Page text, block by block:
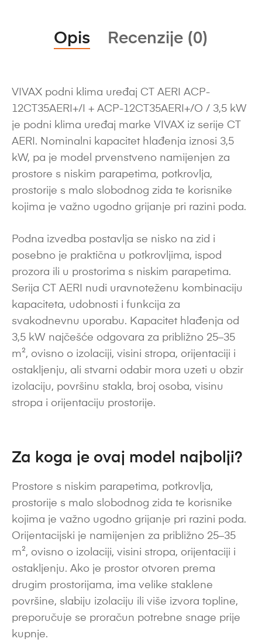
Opis Recenzije (0)
VIVAX podni klima uređaj CT AERI ACP-
12CT35AERI+/I + ACP-12CT35AERI+/O / 3,5 kW
je podni klima uređaj marke VIVAX iz serije CT
AERI. Nominalni kapacitet hlađenja iznosi 3,5
kW, pa je model prvenstveno namijenjen za
prostore s niskim parapetima, potkrovlja,
prostorije s malo slobodnog zida te korisnike
kojima je važno ugodno grijanje pri razini poda.
Podna izvedba postavlja se nisko na zid i
posebno je praktična u potkrovljima, ispod
prozora ili u prostorima s niskim parapetima.
Serija CT AERI nudi uravnoteženu kombinaciju
kapaciteta, udobnosti i funkcija za
svakodnevnu uporabu. Kapacitet hlađenja od
3,5 kW najčešće odgovara za približno 25–35
m², ovisno o izolaciji, visini stropa, orijentaciji i
ostakljenju, ali stvarni odabir mora uzeti u obzir
izolaciju, površinu stakla, broj osoba, visinu
stropa i orijentaciju prostorije.
Za koga je ovaj model najbolji?
Prostore s niskim parapetima, potkrovlja,
prostorije s malo slobodnog zida te korisnike
kojima je važno ugodno grijanje pri razini poda.
Orijentacijski je namijenjen za približno 25–35
m², ovisno o izolaciji, visini stropa, orijentaciji i
ostakljenju. Ako je prostor otvoren prema
drugim prostorijama, ima velike staklene
površine, slabiju izolaciju ili više izvora topline,
preporučuje se proračun potrebne snage prije
kupnje.